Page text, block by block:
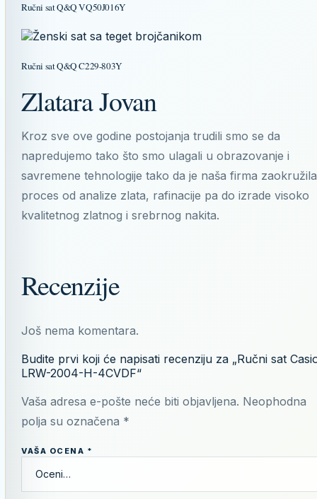
Ručni sat Q&Q VQ50J016Y
Ručni sat Q&Q C229-803Y
Zlatara Jovan
Kroz sve ove godine postojanja trudili smo se da
napredujemo tako što smo ulagali u obrazovanje i
savremene tehnologije tako da je naša firma zaokružila
proces od analize zlata, rafinacije pa do izrade visoko
kvalitetnog zlatnog i srebrnog nakita.
Recenzije
Još nema komentara.
Budite prvi koji će napisati recenziju za „Ručni sat
LRW-2004-H-4CVDF“
Vaša adresa e-pošte neće biti objavljena. Neophodna
polja su označena *
VAŠA OCENA *